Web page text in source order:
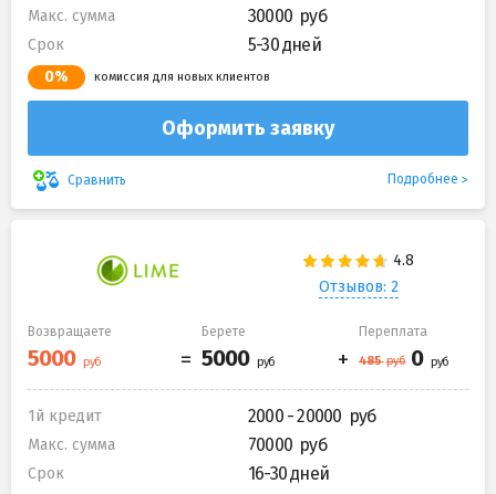
Макс. сумма 30000
Срок 5-30 дней
0% комиссия для новых клиентов
Оформить заявку
Сравнить Подробнее
Отзывов: 2
Возвращаете Берете Переплата
1й кредит 2000 - 20000
Макс. сумма 70000
Срок 16-30 дней